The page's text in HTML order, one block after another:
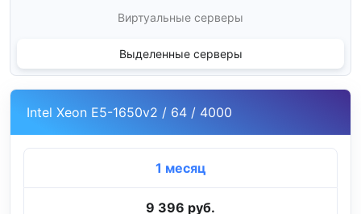
Виртуальные серверы
Выделенные серверы
Intel Xeon E5-1650v2 / 64 / 4000
1 месяц
9 396 руб.